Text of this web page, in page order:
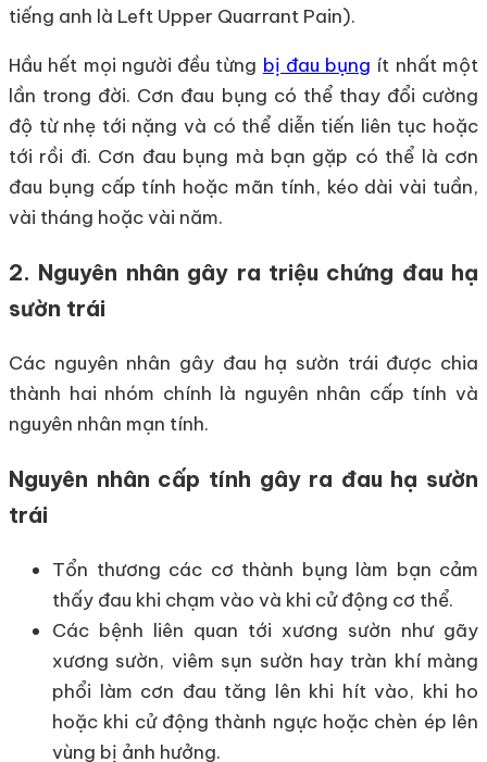
tiếng anh là Left Upper Quarrant Pain).
Hầu hết mọi người đều từng bị đau bụng ít nhất một
lần trong đời. Cơn đau bụng có thể thay đổi cường
độ từ nhẹ tới nặng và có thể diễn tiến liên tục hoặc
tới rồi đi. Cơn đau bụng mà bạn gặp có thể là cơn
đau bụng cấp tính hoặc mãn tính, kéo dài vài tuần,
vài tháng hoặc vài năm.
2. Nguyên nhân gây ra triệu chứng đau hạ
sườn trái
Các nguyên nhân gây đau hạ sườn trái được chia
thành hai nhóm chính là nguyên nhân cấp tính và
nguyên nhân mạn tính.
Nguyên nhân cấp tính gây ra đau hạ sườn
trái
Tổn thương các cơ thành bụng làm bạn cảm
thấy đau khi chạm vào và khi cử động cơ thể.
Các bệnh liên quan tới xương sườn như gãy
xương sườn, viêm sụn sườn hay tràn khí màng
phổi làm cơn đau tăng lên khi hít vào, khi ho
hoặc khi cử động thành ngực hoặc chèn ép lên
vùng bị ảnh hưởng.